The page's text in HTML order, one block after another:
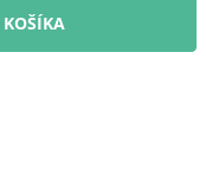
KOŠÍKA